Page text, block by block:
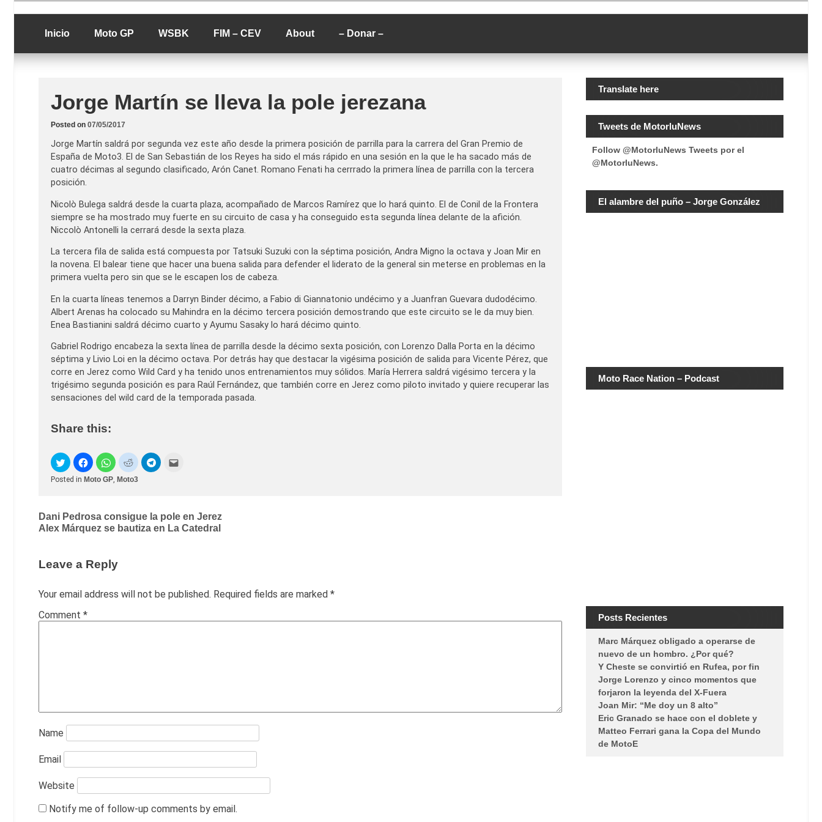
to
contentLucio Lopez GP
luciolopezgp
Inicio Moto GP WSBK FIM – CEV About – Donar –
Jorge Martín se lleva la pole jerezana
Posted on 07/05/2017
Jorge Martín saldrá por segunda vez este año desde la primera posición de parrilla para la carrera del Gran Premio de
España de Moto3. El de San Sebastián de los Reyes ha sido el más rápido en una sesión en la que le ha sacado más de
cuatro décimas al segundo clasificado, Arón Canet. Romano Fenati ha cerrrado la primera línea de parrilla con la tercera
posición.
Nicolò Bulega saldrá desde la cuarta plaza, acompañado de Marcos Ramírez que lo hará quinto. El de Conil de la Frontera
siempre se ha mostrado muy fuerte en su circuito de casa y ha conseguido esta segunda línea delante de la afición.
Niccolò Antonelli la cerrará desde la sexta plaza.
La tercera fila de salida está compuesta por Tatsuki Suzuki con la séptima posición, Andra Migno la octava y Joan Mir en
la novena. El balear tiene que hacer una buena salida para defender el liderato de la general sin meterse en problemas en la
primera vuelta pero sin que se le escapen los de cabeza.
En la cuarta líneas tenemos a Darryn Binder décimo, a Fabio di Giannatonio undécimo y a Juanfran Guevara dudodécimo.
Albert Arenas ha colocado su Mahindra en la décimo tercera posición demostrando que este circuito se le da muy bien.
Enea Bastianini saldrá décimo cuarto y Ayumu Sasaky lo hará décimo quinto.
Gabriel Rodrigo encabeza la sexta línea de parrilla desde la décimo sexta posición, con Lorenzo Dalla Porta en la décimo
séptima y Livio Loi en la décimo octava. Por detrás hay que destacar la vigésima posición de salida para Vicente Pérez, que
corre en Jerez como Wild Card y ha tenido unos entrenamientos muy sólidos. María Herrera saldrá vigésimo tercera y la
trigésimo segunda posición es para Raúl Fernández, que también corre en Jerez como piloto invitado y quiere recuperar las
sensaciones del wild card de la temporada pasada.
Share this:
Posted in Moto GP, Moto3
Post
navigation
Dani Pedrosa consigue la pole en Jerez
Alex Márquez se bautiza en La Catedral
Leave a Reply
Your email address will not be published. Required fields are marked *
Comment *
Name
Email
Website
Notify me of follow-up comments by email.
Translate here
Tweets de MotorluNews
Follow @MotorluNews Tweets por el
@MotorluNews.
El alambre del puño – Jorge González
Moto Race Nation – Podcast
Posts Recientes
Marc Márquez obligado a operarse de
nuevo de un hombro. ¿Por qué?
Y Cheste se convirtió en Rufea, por fin
Jorge Lorenzo y cinco momentos que
forjaron la leyenda del X-Fuera
Joan Mir: “Me doy un 8 alto”
Eric Granado se hace con el doblete y
Matteo Ferrari gana la Copa del Mundo
de MotoE